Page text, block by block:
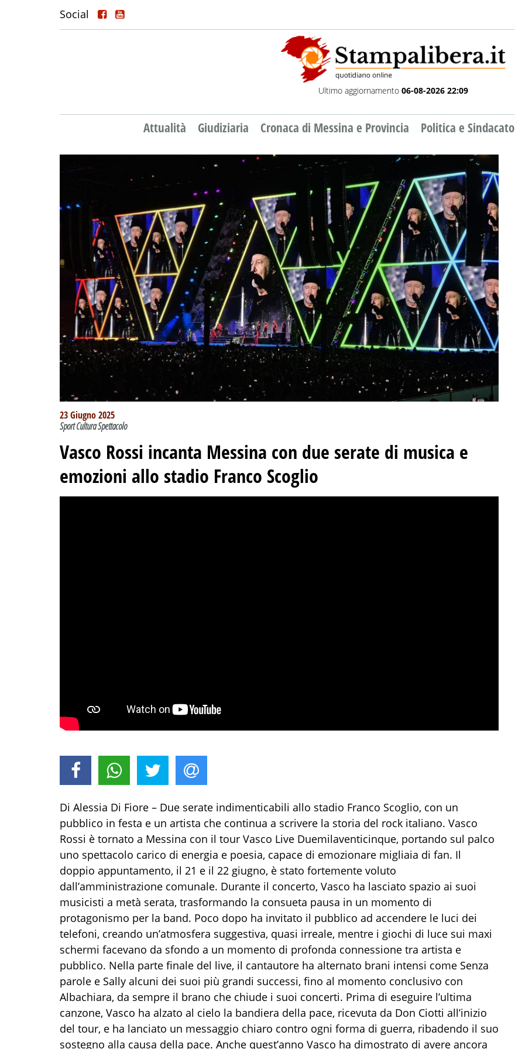
Social
Ultimo aggiornamento 06-08-2026 22:09
Attualità Giudiziaria Cronaca di Messina e Provincia Politica e Sindacato
23 Giugno 2025
Sport Cultura Spettacolo
Vasco Rossi incanta Messina con due serate di musica e
emozioni allo stadio Franco Scoglio
Di Alessia Di Fiore – Due serate indimenticabili allo stadio Franco Scoglio, con un
pubblico in festa e un artista che continua a scrivere la storia del rock italiano. Vasco
Rossi è tornato a Messina con il tour Vasco Live Duemilaventicinque, portando sul palco
uno spettacolo carico di energia e poesia, capace di emozionare migliaia di fan. Il
doppio appuntamento, il 21 e il 22 giugno, è stato fortemente voluto
dall’amministrazione comunale. Durante il concerto, Vasco ha lasciato spazio ai suoi
musicisti a metà serata, trasformando la consueta pausa in un momento di
protagonismo per la band. Poco dopo ha invitato il pubblico ad accendere le luci dei
telefoni, creando un’atmosfera suggestiva, quasi irreale, mentre i giochi di luce sui maxi
schermi facevano da sfondo a un momento di profonda connessione tra artista e
pubblico. Nella parte finale del live, il cantautore ha alternato brani intensi come Senza
parole e Sally alcuni dei suoi più grandi successi, fino al momento conclusivo con
Albachiara, da sempre il brano che chiude i suoi concerti. Prima di eseguire l’ultima
canzone, Vasco ha alzato al cielo la bandiera della pace, ricevuta da Don Ciotti all’inizio
del tour, e ha lanciato un messaggio chiaro contro ogni forma di guerra, ribadendo il suo
sostegno alla causa della pace. Anche quest’anno Vasco ha dimostrato di avere ancora